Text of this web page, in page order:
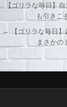
投
稿
ナ
ビ
ー
【ゴリラな毎日】
も引きこ
← 【ゴリラな毎日】
まさかの